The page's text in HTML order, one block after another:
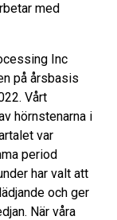
med
Inc
på årsbasis
Vårt
hörnstenarna i
var
period
har valt att
och ger
När våra